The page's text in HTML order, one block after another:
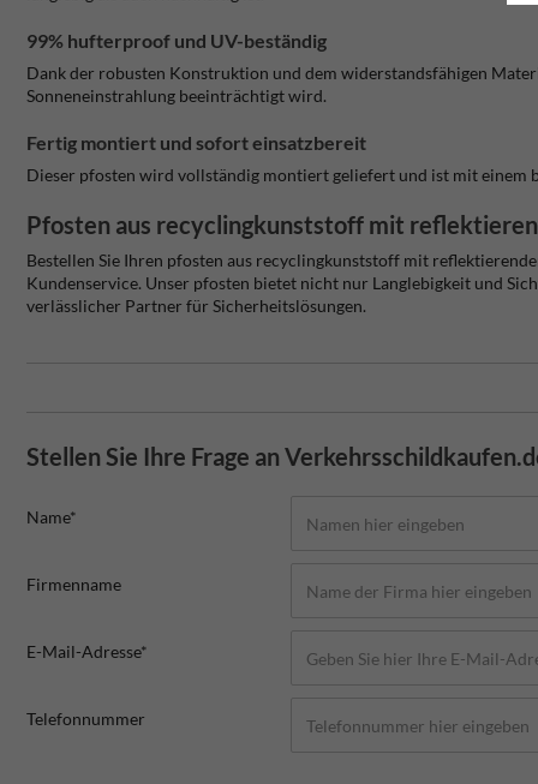
99% hufterproof und UV-beständig
Dank der robusten Konstruktion und dem widerstandsfähigen
Sonneneinstrahlung beeinträchtigt wird.
Fertig montiert und sofort einsatzbereit
Dieser pfosten wird vollständig montiert geliefert und ist mit einem
Pfosten aus recyclingkunststoff mit
Bestellen Sie Ihren pfosten aus recyclingkunststoff mit
Kundenservice. Unser pfosten bietet nicht nur Langlebigkeit und
verlässlicher Partner für Sicherheitslösungen.
Stellen Sie Ihre Frage an
Name*
Firmenname
E-Mail-Adresse*
Telefonnummer